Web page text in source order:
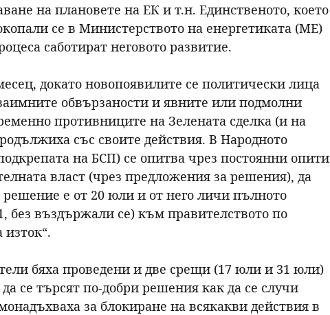
на плановете на ЕК и т.н. Единственото, което
се в Министерството на енергетиката (МЕ)
саботират неговото развитие.
докато новопоявилите се политически лица
обвързаности и явните или подмолни
противниците на Зелената сделка (и на
със своите действия. В Народното
на БСП) се опитва чрез постоянни опити
власт (чрез предложения за решения), да
решение е от 20 юли и от него личи пълното
без въздържали се) към правителството по
бяха проведени и две срещи (17 юли и 31 юли)
се търсят по-добри решения как да се случи
за блокиране на всякакви действия в